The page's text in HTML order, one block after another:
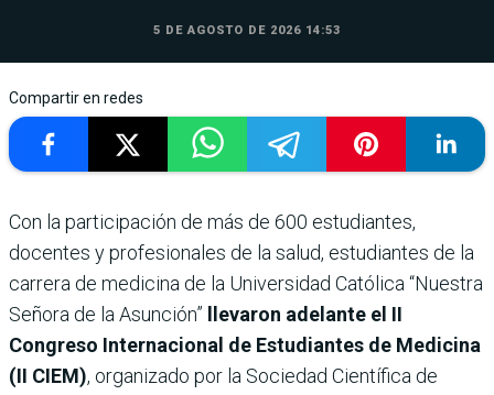
5 DE AGOSTO DE 2026 14:53
Compartir en redes
Con la participación de más de 600 estudiantes,
docentes y profesionales de la salud, estudiantes de la
carrera de medicina de la Universidad Católica “Nuestra
Señora de la Asunción” llevaron adelante el II
Congreso Internacional de Estudiantes de Medicina
(II CIEM), organizado por la Sociedad Científica de